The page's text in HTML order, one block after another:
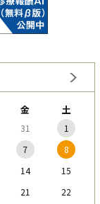
金 土
31
1
7
8
14
15
21
22